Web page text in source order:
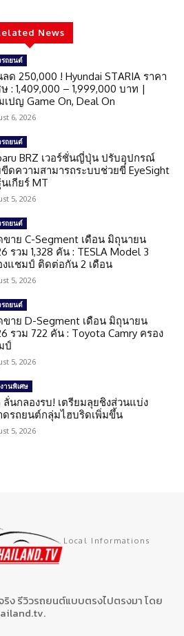
News
ถยนต์
ด 250,000 ! Hyundai STARIA ราคา
: 1,409,000 – 1,999,000 บาท |
เปญ Game On, Deal On
6, 2026
ถยนต์
BRZ เวอร์ชั่นญี่ปุ่น ปรับอุปกรณ์
ขีดความสามารถระบบช่วยขี่ EyeSight
เกียร์ MT
5, 2026
ถยนต์
ขาย C-Segment เดือน มิถุนายน
รวม 1,328 คัน : TESLA Model 3
งแชมป์ ติดต่อกัน 2 เดือน
5, 2026
ถยนต์
ขาย D-Segment เดือน มิถุนายน
รวม 722 คัน : Toyota Camry ครอง
ป์
5, 2026
านพิเศษ
ลั่นกลองรบ! เตรียมลุยชิงส่วนแบ่ง
ดรถยนต์กลุ่มไฮบริดเพิ่มขึ้น
5, 2026
Local Informations
จริง รีวิวรถยนต์แบบตรงไปตรงมา โดย